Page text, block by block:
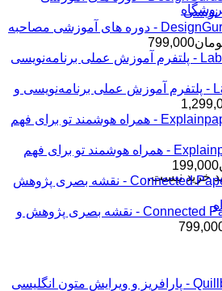
خرید نیست.
اکانت پرمیوم DesignGurus.io - دوره ‌های آموزشی مصاحبه
799,000
اکانت پرمیوم LabEx - پلتفرم آموزش عملی برنامه‌نویسی و
اکانت پرمیوم Explainpaper - همراه هوشمند تو برای فهم
199,000
اکانت پرمیوم Connected Papers - نقشه بصری پژوهش و